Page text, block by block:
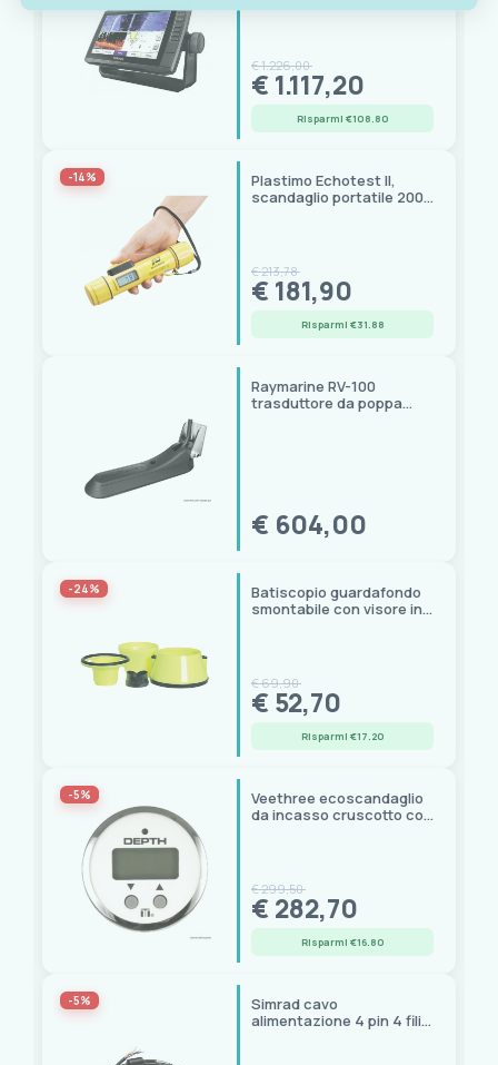
fishfinder touchscreen 9"
€ 1.226,00
€ 1.117,20
Risparmi €108.80
-14%
Plastimo Echotest II,
scandaglio portatile 200
€ 213,78
€ 181,90
Risparmi €31.88
Raymarine RV-100
trasduttore da poppa
€ 604,00
-24%
Batiscopio guardafondo
smontabile con visore in
€ 69,90
€ 52,70
Risparmi €17.20
-5%
Veethree ecoscandaglio
da incasso cruscotto con
€ 299,50
€ 282,70
Risparmi €16.80
-5%
Simrad cavo
alimentazione 4 pin 4 fili